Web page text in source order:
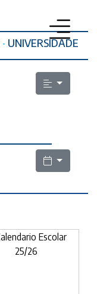
· UNIVERSIDADE